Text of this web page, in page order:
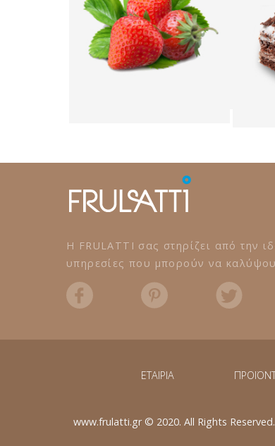
Η FRULATTI σας στηρίζει από την
υπηρεσίες που μπορούν να
ΕΤΑΙΡΙΑ
www.frulatti.gr © 2020. All Rights Reserved.